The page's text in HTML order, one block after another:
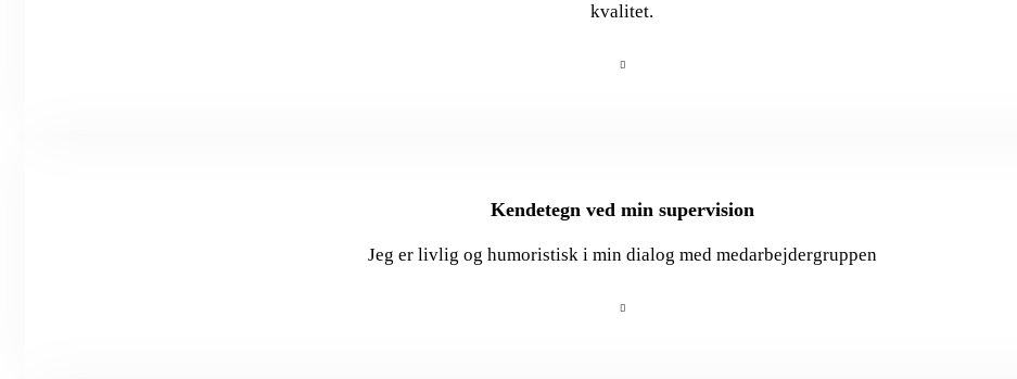
kvalitet.
Kendetegn ved min supervision
Jeg er livlig og humoristisk i min dialog med medarbejdergruppen